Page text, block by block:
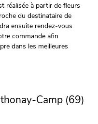
réalisée à partir de fleurs
du destinataire de
ensuite rendez-vous
commande afin
dans les meilleures
Camp (69)